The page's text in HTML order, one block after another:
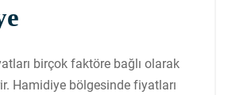
birçok faktöre bağlı olarak
Hamidiye bölgesinde fiyatları